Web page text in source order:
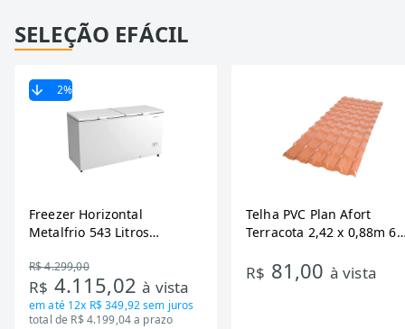
SELEÇÃO EFÁCIL
2%
Freezer Horizontal
Metalfrio 543 Litros
Tecnologia Inverter, Branco,
Bivolt
R$ 4.299,00
R$ 4.115,02à vista
em até 12x R$ 349,92sem juros
total de R$ 4.199,04 a prazo
Telha PVC Plan Afort
Terracota 2,42 x 0,88m 6
R$ 81,00 à vista